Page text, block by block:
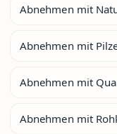
Abnehmen mit
Abnehmen mit
Abnehmen mit
Abnehmen mit